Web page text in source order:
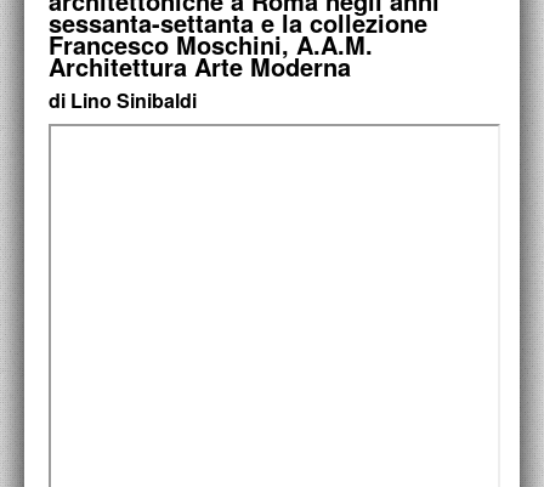
PUBBLICAZIONI
CONFERENZE
sessanta-settanta e la collezione
Francesco Moschini, A.A.M.
Architettura Arte Moderna
di Lino Sinibaldi